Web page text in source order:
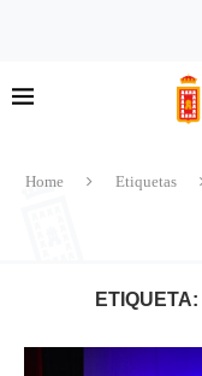
Home Etiquetas
ETIQUETA: